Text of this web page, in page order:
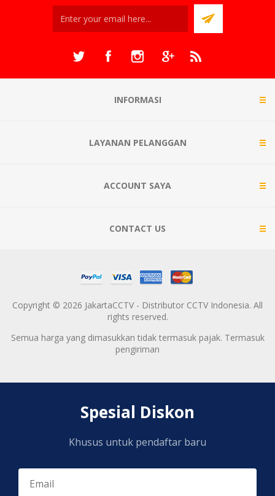
INFORMASI
LAYANAN PELANGGAN
ACCOUNT SAYA
CONTACT US
Copyright © 2026 JakartaCCTV - Distributor CCTV Indonesia. All
rights reserved.
Semua harga yang dimasukkan tidak termasuk pajak. Termasuk
pengiriman
Spesial Diskon
Khusus untuk pendaftar baru